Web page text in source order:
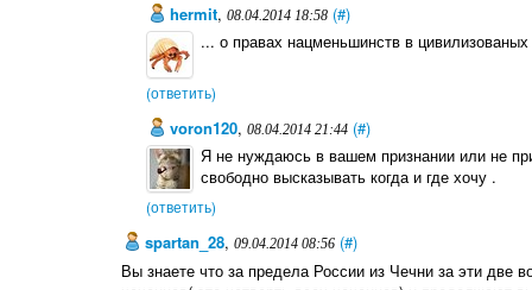
hermit, 08.04.2014 18:58 (#)
... о правах нацменьшинств в цивилизованых
(ответить)
voron120, 08.04.2014 21:44 (#)
Я не нуждаюсь в вашем признании или не
свободно высказывать когда и где хочу .
(ответить)
spartan_28,09.04.2014 08:56 (#)
Вы знаете что за предела России из Чечни за эти две